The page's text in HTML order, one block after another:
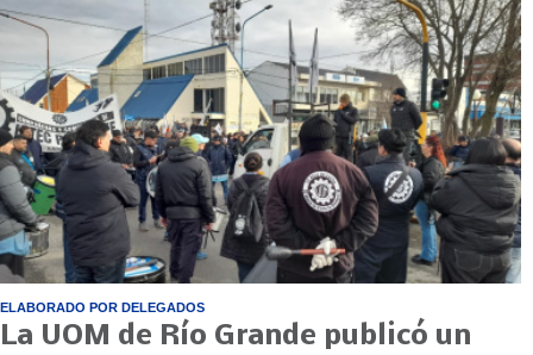
ELABORADO POR DELEGADOS
La UOM de Río Grande publicó un